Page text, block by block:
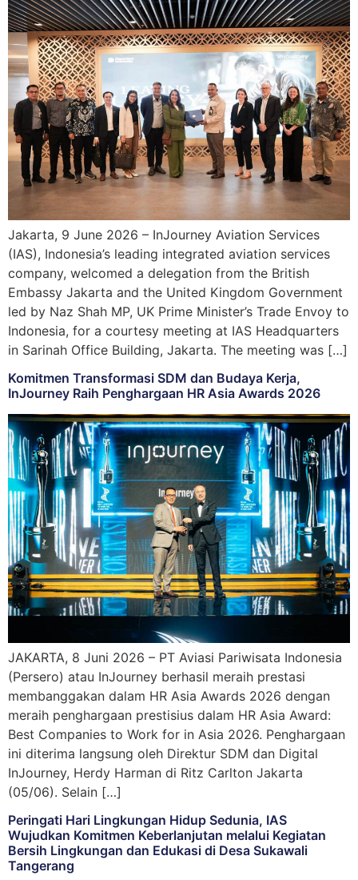
Jakarta, 9 June 2026 – InJourney Aviation Services
(IAS), Indonesia’s leading integrated aviation services
company, welcomed a delegation from the British
Embassy Jakarta and the United Kingdom Government
led by Naz Shah MP, UK Prime Minister’s Trade Envoy to
Indonesia, for a courtesy meeting at IAS Headquarters
in Sarinah Office Building, Jakarta. The meeting was […]
Komitmen Transformasi SDM dan Budaya Kerja,
InJourney Raih Penghargaan HR Asia Awards 2026
JAKARTA, 8 Juni 2026 – PT Aviasi Pariwisata Indonesia
(Persero) atau InJourney berhasil meraih prestasi
membanggakan dalam HR Asia Awards 2026 dengan
meraih penghargaan prestisius dalam HR Asia Award:
Best Companies to Work for in Asia 2026. Penghargaan
ini diterima langsung oleh Direktur SDM dan Digital
InJourney, Herdy Harman di Ritz Carlton Jakarta
(05/06). Selain […]
Peringati Hari Lingkungan Hidup Sedunia, IAS
Wujudkan Komitmen Keberlanjutan melalui Kegiatan
Bersih Lingkungan dan Edukasi di Desa Sukawali
Tangerang